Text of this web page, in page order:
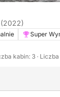
(2022)
Super
kabin: 3 ·